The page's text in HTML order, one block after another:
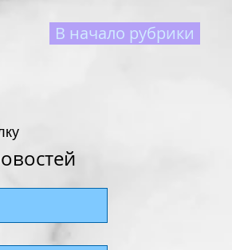
В начало рубрики